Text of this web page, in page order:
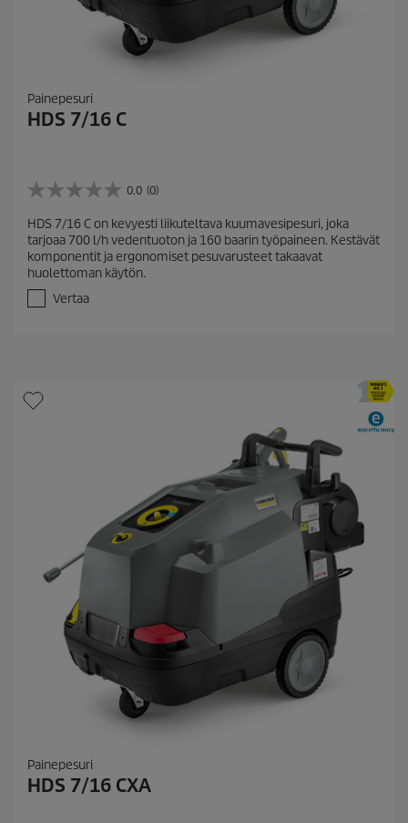
Painepesuri
HDS 7/16 C
0.0 (0)
0
0
/
5
t
h
HDS 7/16 C on kevyesti liikuteltava kuumavesipesuri, joka
tarjoaa 700 l/h vedentuoton ja 160 baarin työpaineen. Kestävät
komponentit ja ergonomiset pesuvarusteet takaavat
huolettoman käytön.
Vertaa
Painepesuri
HDS 7/16 CXA